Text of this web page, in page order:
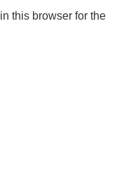
this browser for the